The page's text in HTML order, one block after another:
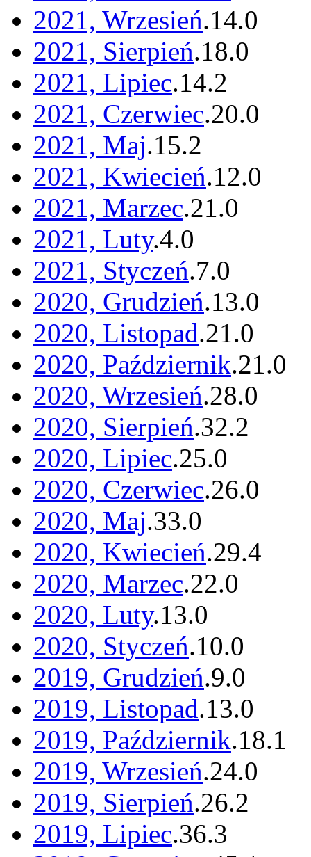
2021, Wrzesień.14.0
2021, Sierpień.18.0
2021, Lipiec.14.2
2021, Czerwiec.20.0
2021, Maj.15.2
2021, Kwiecień.12.0
2021, Marzec.21.0
2021, Luty.4.0
2021, Styczeń.7.0
2020, Grudzień.13.0
2020, Listopad.21.0
2020, Październik.21.0
2020, Wrzesień.28.0
2020, Sierpień.32.2
2020, Lipiec.25.0
2020, Czerwiec.26.0
2020, Maj.33.0
2020, Kwiecień.29.4
2020, Marzec.22.0
2020, Luty.13.0
2020, Styczeń.10.0
2019, Grudzień.9.0
2019, Listopad.13.0
2019, Październik.18.1
2019, Wrzesień.24.0
2019, Sierpień.26.2
2019, Lipiec.36.3